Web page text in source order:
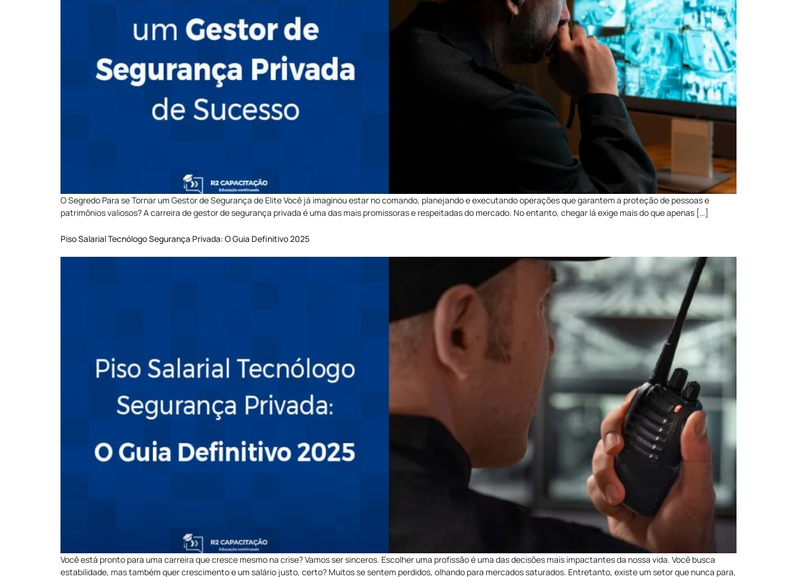
O Segredo Para se Tornar um Gestor de Segurança de Elite Você já imaginou estar no comando, planejando e executando operações que garantem a proteção de pessoas e
patrimônios valiosos? A carreira de gestor de segurança privada é uma das mais promissoras e respeitadas do mercado. No entanto, chegar lá exige mais do que apenas […]
Piso Salarial Tecnólogo Segurança Privada: O Guia Definitivo 2025
Você está pronto para uma carreira que cresce mesmo na crise? Vamos ser sinceros. Escolher uma profissão é uma das decisões mais impactantes da nossa vida. Você busca
estabilidade, mas também quer crescimento e um salário justo, certo? Muitos se sentem perdidos, olhando para mercados saturados. Entretanto, existe um setor que nunca para,